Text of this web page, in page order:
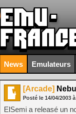
News Emulateurs
[Arcade]
Posté le 14/04/2003 à
ElSemi a releasé un